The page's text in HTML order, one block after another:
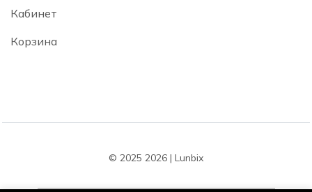
Кабинет
Корзина
© 2025 2026 | Lunbix